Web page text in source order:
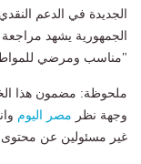
الجديدة في الدعم
الجمهورية يشهد
"مناسب ومرضي
ملحوظة: مضمون هذا
وجهة نظر مصر اليوم
غير مسئولين عن محتوى